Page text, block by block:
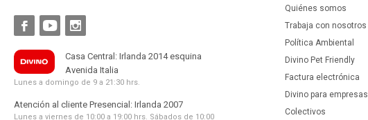
Quiénes somos
Trabaja con nosotros
Política Ambiental
Divino Pet Friendly
Factura electrónica
Divino para empresas
Colectivos
  
Casa Central: Irlanda 2014 esquina
Avenida Italia
Lunes a domingo de 9 a 21:30 hrs.
Atención al cliente Presencial: Irlanda 2007
Lunes a viernes de 10:00 a 19:00 hrs. Sábados de 10:00